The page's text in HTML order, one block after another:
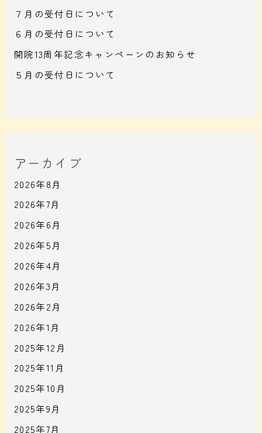
７月の受付日について
６月の受付日について
開院13周年記念キャンペーンのお知らせ
５月の受付日について
アーカイブ
2026年8月
2026年7月
2026年6月
2026年5月
2026年4月
2026年3月
2026年2月
2026年1月
2025年12月
2025年11月
2025年10月
2025年9月
2025年7月